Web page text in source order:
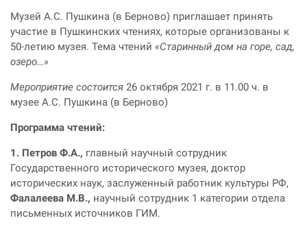
Музей А.С. Пушкина (в Берново) приглашает принять
участие в Пушкинских чтениях, которые организованы к
50-летию музея. Тема чтений «Старинный дом на горе, сад,
озеро…»
Мероприятие состоится 26 октября 2021 г. в 11.00 ч. в
музее А.С. Пушкина (в Берново)
Программа чтений:
1. Петров Ф.А., главный научный сотрудник
Государственного исторического музея, доктор
исторических наук, заслуженный работник культуры РФ,
Фалалеева М.В., научный сотрудник 1 категории отдела
письменных источников ГИМ.